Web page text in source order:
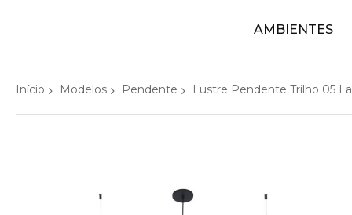
AMBIENTES
Início Modelos Pendente Lustre Pendente Trilho 05